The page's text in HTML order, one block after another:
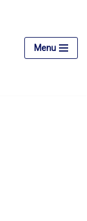
Menu